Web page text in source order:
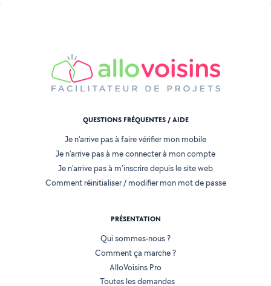
QUESTIONS FRÉQUENTES / AIDE
Je n'arrive pas à faire vérifier mon mobile
Je n'arrive pas à me connecter à mon compte
Je n'arrive pas à m'inscrire depuis le site web
Comment réinitialiser / modifier mon mot de passe
PRÉSENTATION
Qui sommes-nous ?
Comment ça marche ?
AlloVoisins Pro
Toutes les demandes